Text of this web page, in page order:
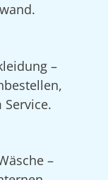
–
Service.
–